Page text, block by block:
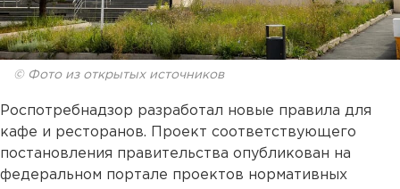
© Фото из открытых источников
Роспотребнадзор разработал новые правила для
кафе и ресторанов. Проект соответствующего
постановления правительства опубликован на
федеральном портале проектов нормативных